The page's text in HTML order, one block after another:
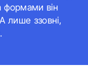
формами він
лише ззовні,